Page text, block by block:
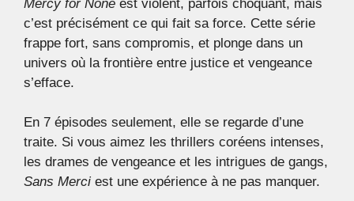
Mercy for None est violent, parfois choquant, mais
c’est précisément ce qui fait sa force. Cette série
frappe fort, sans compromis, et plonge dans un
univers où la frontière entre justice et vengeance
s’efface.
En 7 épisodes seulement, elle se regarde d’une
traite. Si vous aimez les thrillers coréens intenses,
les drames de vengeance et les intrigues de gangs,
Sans Merci est une expérience à ne pas manquer.